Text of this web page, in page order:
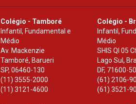
Colégio - Tamboré
Infantil, Fundamental e
Médio
Av. Mackenzie
Tamboré, Barueri
SP,06460-130
(11) 3555-2000
(11) 3121-4600
Colégio -
Infantil,
Médio
SHIS Ql 05
Lago Sul,
DF, 71600-
(61) 2106-
(61) 3521-